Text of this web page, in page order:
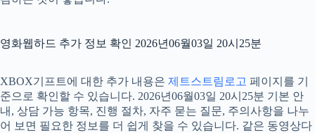
영화웹하드 추가 정보 확인 2026년06월03일 20시25분
XBOX기프트에 대한 추가 내용은 제트스트림로고 페이지를 기
준으로 확인할 수 있습니다. 2026년06월03일 20시25분 기본 안
내, 상담 가능 항목, 진행 절차, 자주 묻는 질문, 주의사항을 나누
어 보면 필요한 정보를 더 쉽게 찾을 수 있습니다. 같은 동영상다